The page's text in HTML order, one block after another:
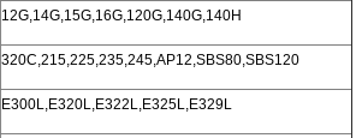
12G,14G,15G,16G,120G,140G,140H
320C,215,225,235,245,AP12,SBS80,SBS120
E300L,E320L,E322L,E325L,E329L